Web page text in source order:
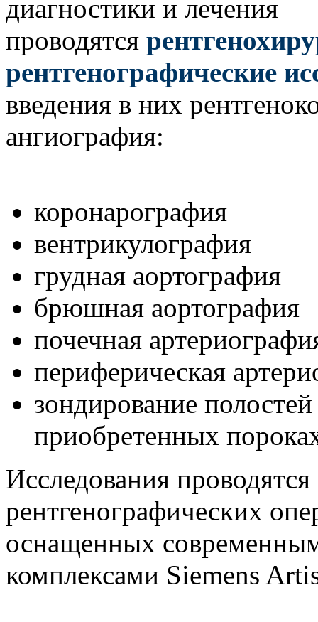
диагностики и лечения
проводятся
рентгенографические
введения в них
ангиография:
коронарография
вентрикулография
грудная аортография
брюшная аортография
почечная
периферическая
зондирование
приобретенных
Исследования
рентгенографических
оснащенных
комплексами Siemens